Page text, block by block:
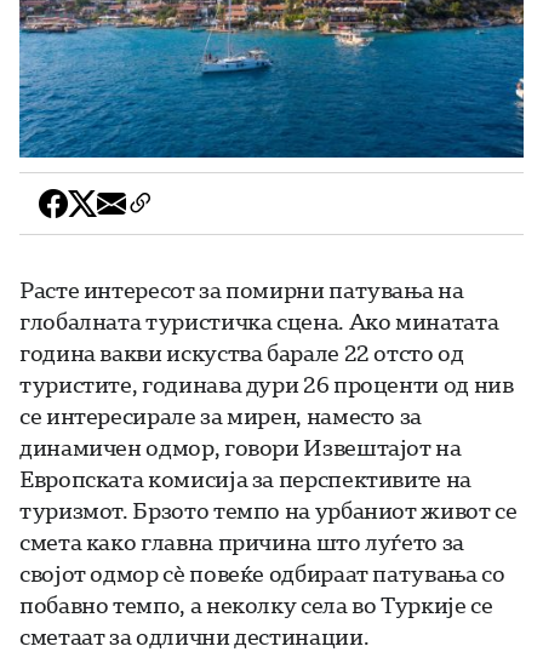
Расте интересот за помирни патувања на
глобалната туристичка сцена. Ако минатата
година вакви искуства барале 22 отсто од
туристите, годинава дури 26 проценти од нив
се интересирале за мирен, наместо за
динамичен одмор, говори Извештајот на
Европската комисија за перспективите на
туризмот. Брзото темпо на урбаниот живот се
смета како главна причина што луѓето за
својот одмор сѐ повеќе одбираат патувања со
побавно темпо, а неколку села во Туркије се
сметаат за одлични дестинации.